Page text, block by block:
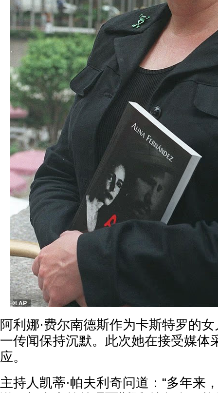
阿利娜·费尔南德斯作为卡斯特罗的
一传闻保持沉默。此次她在接受媒体
应。
主持人凯蒂·帕夫利奇问道：“多年来